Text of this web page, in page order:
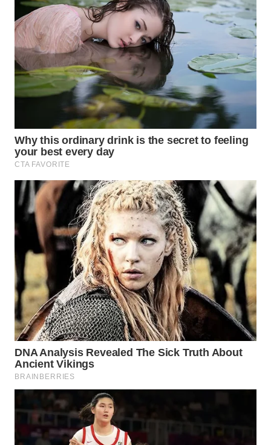
WN
TAPANULI
UTARA
WN
SAMOSIR
PADANG
LAWAS
SUMEDANG
WN
CIANJUR
WN
KEPULAUAN
SERIBU
WN
TANGERANG
WN
BINJAI
WN
CIREBON